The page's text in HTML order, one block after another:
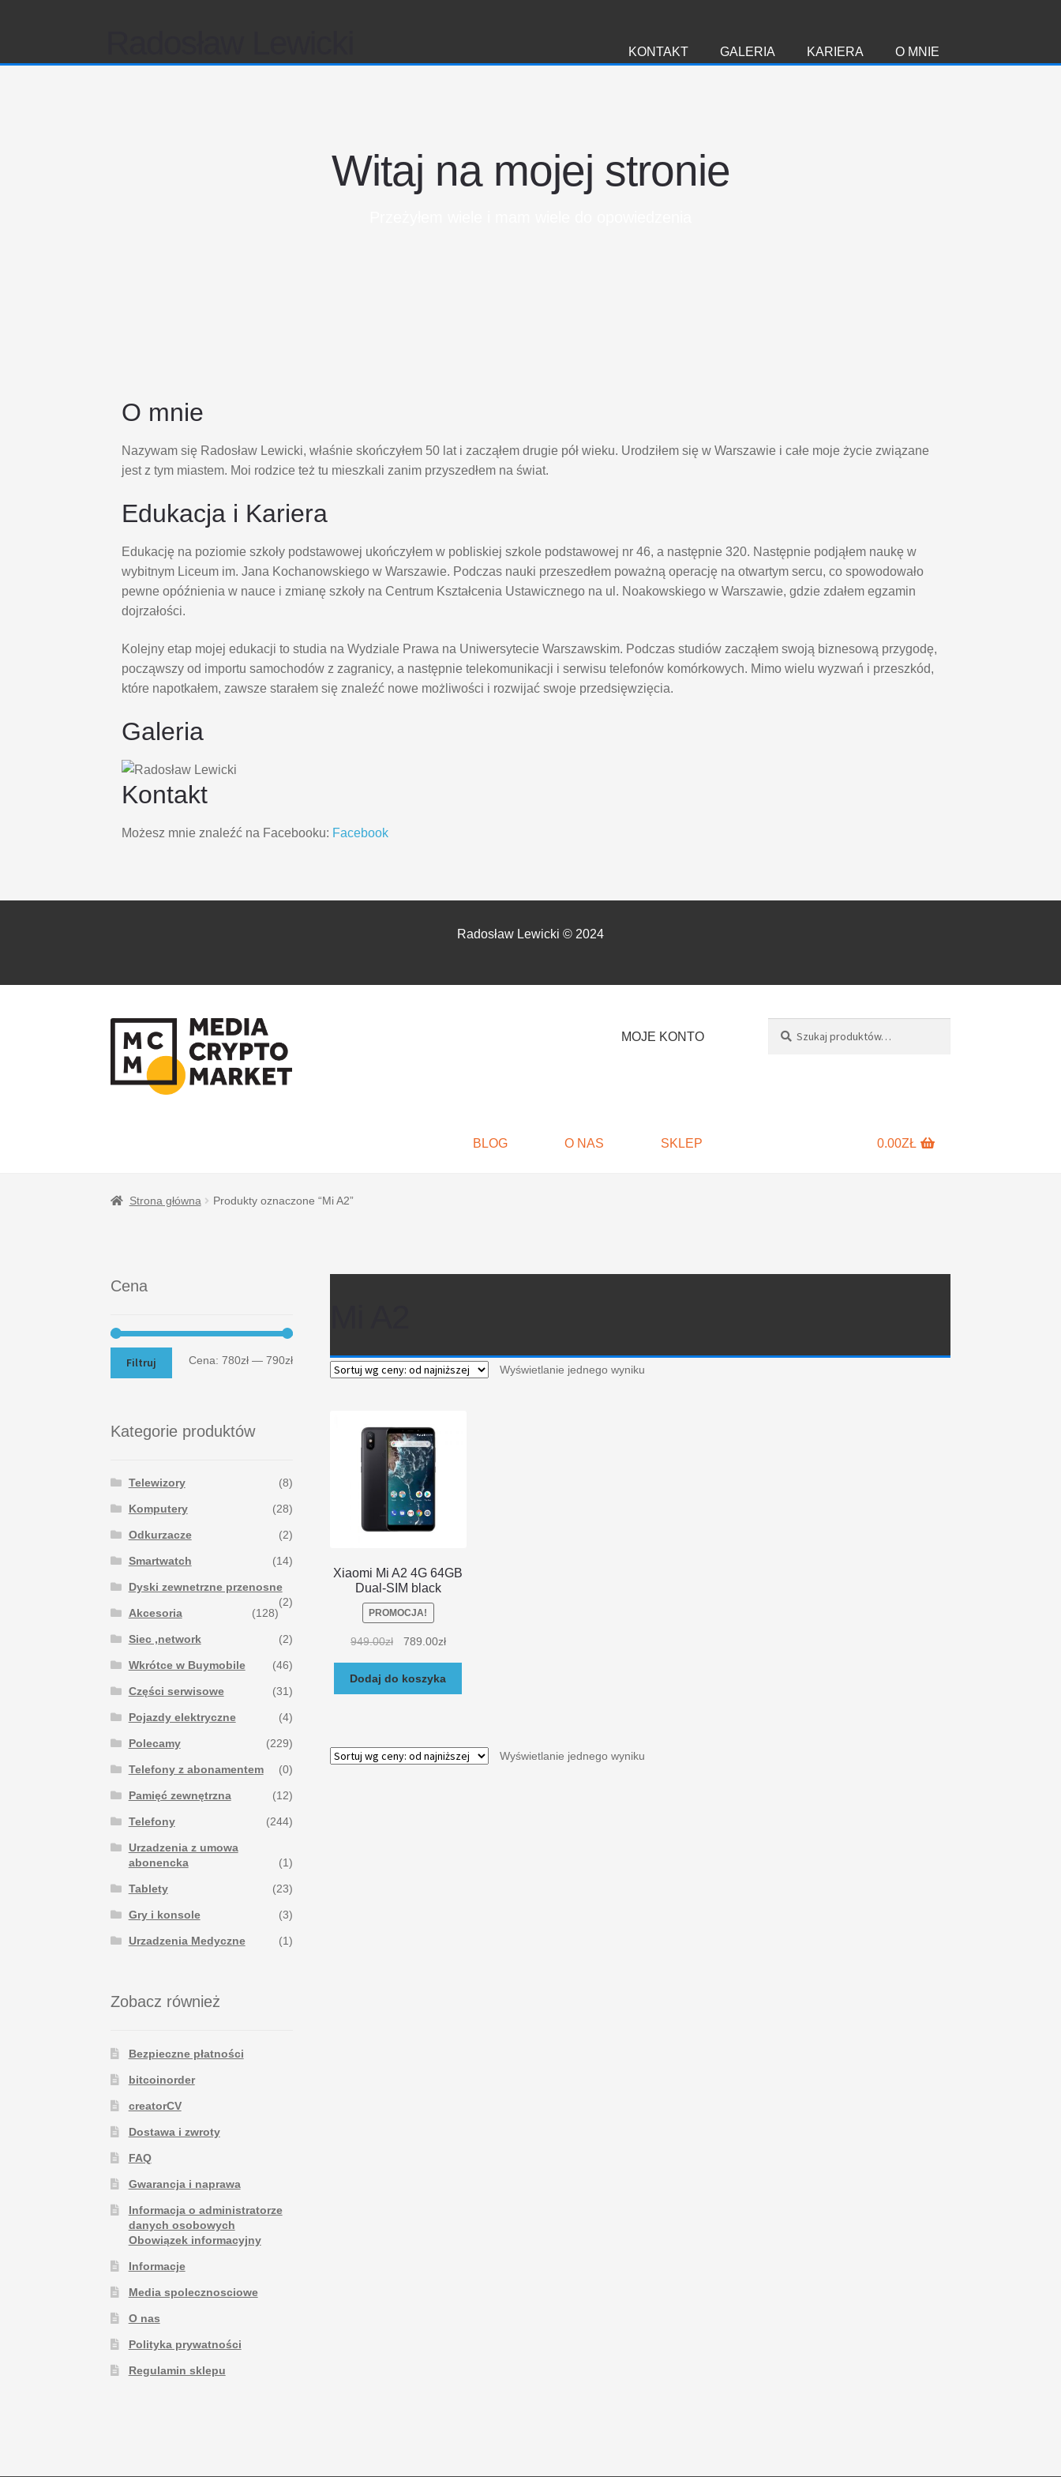
O MNIE
KARIERA
GALERIA
KONTAKT
Witaj na mojej stronie
O mnie
Nazywam się Radosław Lewicki, właśnie skończyłem 50 lat i zacząłem drugie pół wieku. Urodziłem się w Warszawie i całe moje życie związane
jest z tym miastem. Moi rodzice też tu mieszkali zanim przyszedłem na świat.
Edukacja i Kariera
Edukację na poziomie szkoły podstawowej ukończyłem w pobliskiej szkole podstawowej nr 46, a następnie 320. Następnie podjąłem naukę w
wybitnym Liceum im. Jana Kochanowskiego w Warszawie. Podczas nauki przeszedłem poważną operację na otwartym sercu, co spowodowało
pewne opóźnienia w nauce i zmianę szkoły na Centrum Kształcenia Ustawicznego na ul. Noakowskiego w Warszawie, gdzie zdałem egzamin
dojrzałości.
Kolejny etap mojej edukacji to studia na Wydziale Prawa na Uniwersytecie Warszawskim. Podczas studiów zacząłem swoją biznesową przygodę,
począwszy od importu samochodów z zagranicy, a następnie telekomunikacji i serwisu telefonów komórkowych. Mimo wielu wyzwań i przeszkód,
które napotkałem, zawsze starałem się znaleźć nowe możliwości i rozwijać swoje przedsięwzięcia.
Galeria
Kontakt
Możesz mnie znaleźć na Facebooku: Facebook
Radosław Lewicki © 2024
PRZEJDŹ
DO
NAWIGACJI
PRZEJDŹ
DO
TREŚCI
MOJE KONTO
SKLEP
O NAS
BLOG 0.00ZŁ
Strona główna Produkty oznaczone “Mi A2”
Wyświetlanie jednego wyniku
Xiaomi Mi A2 4G 64GB
Dual-SIM black
PROMOCJA!
949.00zł 789.00zł
Dodaj do koszyka
Wyświetlanie jednego wyniku
Cena
Filtruj Cena:780zł —790zł
Kategorie produktów
Telewizory (8)
Komputery (28)
Odkurzacze (2)
Smartwatch (14)
Dyski zewnetrzne przenosne
(2)
Akcesoria
(128)
Siec ,network (2)
Wkrótce w Buymobile (46)
Części serwisowe (31)
Pojazdy elektryczne (4)
Polecamy (229)
Telefony z abonamentem (0)
Pamięć zewnętrzna (12)
Telefony (244)
Urzadzenia z umowa
abonencka
(1)
Tablety (23)
Gry i konsole (3)
Urzadzenia Medyczne (1)
Zobacz również
Bezpieczne płatności
bitcoinorder
creatorCV
Dostawa i zwroty
FAQ
Gwarancja i naprawa
Informacja o administratorze
danych osobowych
Obowiązek informacyjny
Informacje
Media spolecznosciowe
O nas
Polityka prywatności
Regulamin sklepu